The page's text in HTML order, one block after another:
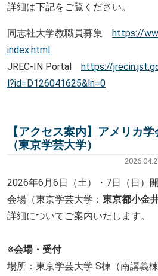
詳細は下記をご覧ください。
同志社大学教職員募集 https://
index.html
JREC-IN Portal https://
l?id=D126041625&ln=0
【アクセス案内】アメリカ
（東京学芸大学）
2026年6月6日（土）・7日（日）
会場（東京学芸大学： 東京都小金
詳細についてご案内いたします。
※会場・受付
場所：東京学芸大学 S棟（南講義棟